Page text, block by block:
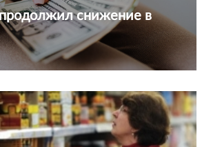
снижение в